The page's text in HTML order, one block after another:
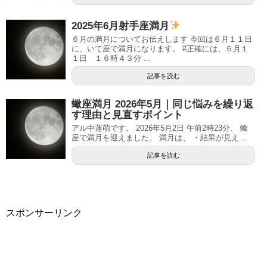
2025年6月射手座満月
６月の満月についてお伝えします 今回は６月１１日
に、いて座で満月になります。 #正確には、６月１
１日 １６時４３分 ...
記事を読む
蠍座満月 2026年5月｜同じ悩みを繰り返
す理由と見直すポイント
アル中蓮萌です。 2026年5月2日 午前2時23分、 蠍
座で満月を迎えました。 満月は、 ・結果が見え...
記事を読む
スポンサーリンク